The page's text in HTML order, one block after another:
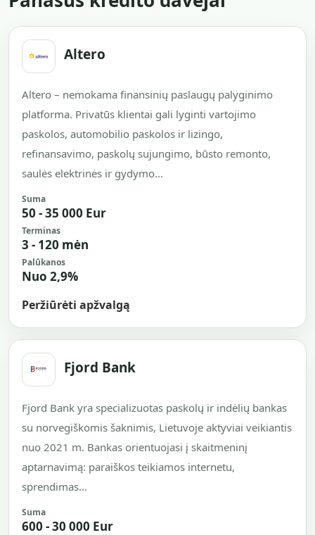
Altero
Altero – nemokama finansinių paslaugų palyginimo
platforma. Privatūs klientai gali lyginti vartojimo
paskolos, automobilio paskolos ir lizingo,
refinansavimo, paskolų sujungimo, būsto remonto,
saulės elektrinės ir gydymo...
Suma
50 - 35 000 Eur
Terminas
3 - 120 mėn
Palūkanos
Nuo 2,9%
Peržiūrėti apžvalgą
Fjord Bank
Fjord Bank yra specializuotas paskolų ir indėlių bankas
su norvegiškomis šaknimis, Lietuvoje aktyviai veikiantis
nuo 2021 m. Bankas orientuojasi į skaitmeninį
aptarnavimą: paraiškos teikiamos internetu,
sprendimas...
Suma
600 - 30 000 Eur